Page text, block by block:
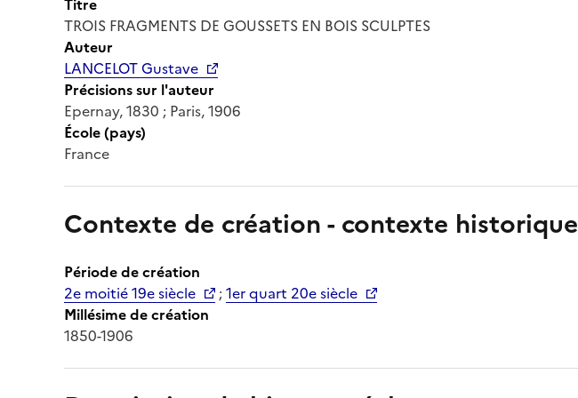
TROIS FRAGMENTS DE GOUSSETS EN BOIS SCULPTES
Auteur
LANCELOT Gustave
Précisions sur l'auteur
Epernay, 1830 ; Paris, 1906
École (pays)
France
Contexte de création - contexte historique
Période de création
2e moitié 19e siècle
;1er quart 20e siècle
Millésime de création
1850-1906